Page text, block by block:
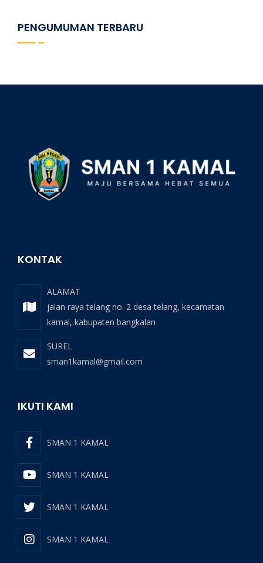
PENGUMUMAN TERBARU
KONTAK
ALAMAT
jalan raya telang no. 2 desa telang, kecamatan
kamal, kabupaten bangkalan
SUREL
sman1kamal@gmail.com
IKUTI KAMI
SMAN 1 KAMAL
SMAN 1 KAMAL
SMAN 1 KAMAL
SMAN 1 KAMAL